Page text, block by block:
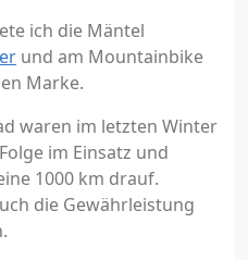
ich die Mäntel
und am Mountainbike
Marke.
waren im letzten Winter
im Einsatz und
1000 km drauf.
die Gewährleistung